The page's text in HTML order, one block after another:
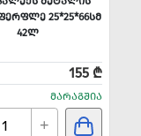
25*25*66ᲡᲛ
42Ლ
155 ₾
ᲛᲐᲠᲐᲒᲨᲘᲐ
+